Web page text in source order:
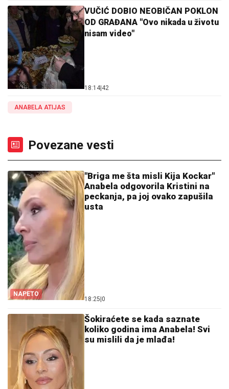
VUČIĆ DOBIO NEOBIČAN POKLON
OD GRAĐANA "Ovo nikada u životu
nisam video"
18:14|42
ANABELA ATIJAS
Povezane vesti
NAPETO
"Briga me šta misli Kija Kockar"
Anabela odgovorila Kristini na
peckanja, pa joj ovako zapušila
usta
18:25|0
Šokiraćete se kada saznate
koliko godina ima Anabela! Svi
su mislili da je mlađa!